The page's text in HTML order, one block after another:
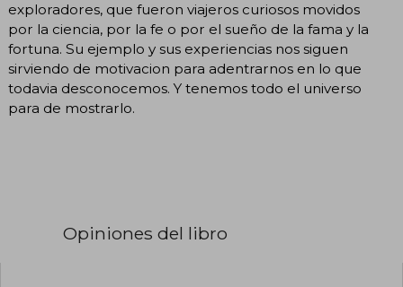
exploradores, que fueron viajeros curiosos movidos
por la ciencia, por la fe o por el sueño de la fama y la
fortuna. Su ejemplo y sus experiencias nos siguen
sirviendo de motivacion para adentrarnos en lo que
todavia desconocemos. Y tenemos todo el universo
para de mostrarlo.
Opiniones del libro